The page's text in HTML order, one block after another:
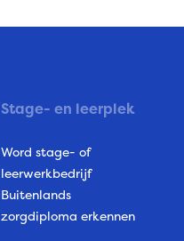
Stage- en leerplek
Word stage- of
leerwerkbedrijf
Buitenlands
zorgdiploma erkennen